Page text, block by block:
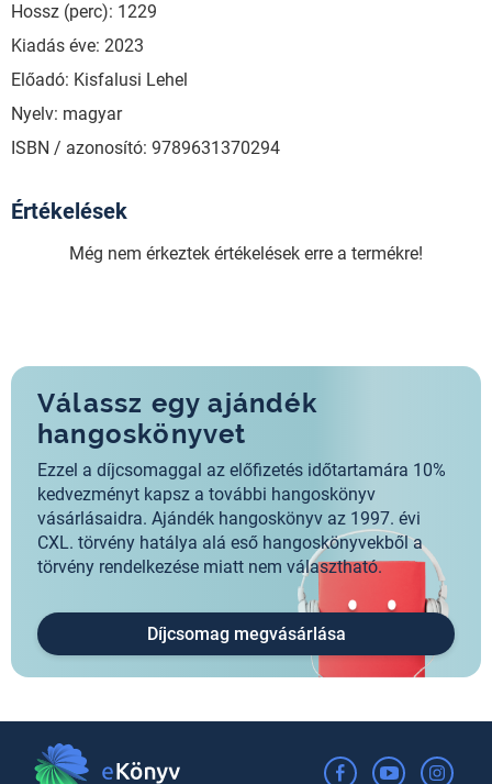
Hossz (perc): 1229
Kiadás éve: 2023
Előadó: Kisfalusi Lehel
Nyelv: magyar
ISBN / azonosító: 9789631370294
Értékelések
Még nem érkeztek értékelések erre a termékre!
Válassz egy ajándék
hangoskönyvet
Ezzel a díjcsomaggal az előfizetés időtartamára 10%
kedvezményt kapsz a további hangoskönyv
vásárlásaidra. Ajándék hangoskönyv az 1997. évi
CXL. törvény hatálya alá eső hangoskönyvekből a
törvény rendelkezése miatt nem választható.
Díjcsomag megvásárlása